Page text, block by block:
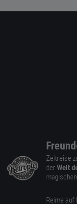
Zeitreise
der Welt
Reime